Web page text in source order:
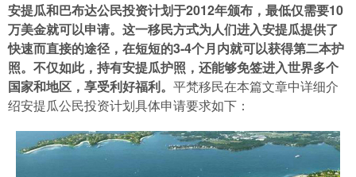
安提瓜和巴布达公民投资计划于2012年颁布，最低仅需要10
万美金就可以申请。这一移民方式为人们进入安提瓜提供了
快速而直接的途径，在短短的3-4个月内就可以获得第二本护
照。不仅如此，持有安提瓜护照，还能够免签进入世界多个
国家和地区，享受利好福利。 平梵移民在本篇文章中详细介
绍安提瓜公民投资计划具体申请要求如下：